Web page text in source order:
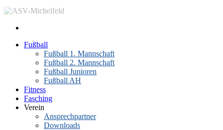
Fußball
Fußball 1. Mannschaft
Fußball 2. Mannschaft
Fußball Junioren
Fußball AH
Fitness
Fasching
Verein
Ansprechpartner
Downloads